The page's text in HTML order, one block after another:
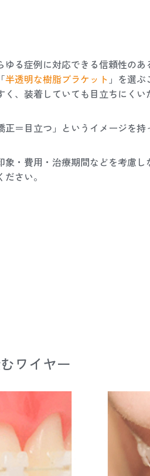
ゆる症例に対応できる信頼性のあ
半透明な樹脂ブラケット 」を選
、装着していても目立ちにくい
＝目立つ」というイメージを持
・費用・治療期間などを考慮し
さい。
ワイヤー